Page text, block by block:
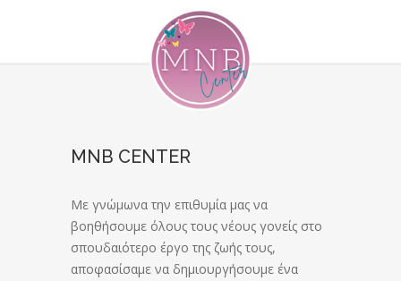
MNB CENTER
Με γνώμωνα την επιθυμία μας να
βοηθήσουμε όλους τους νέους γονείς στο
σπουδαιότερο έργο της ζωής τους,
αποφασίσαμε να δημιουργήσουμε ένα